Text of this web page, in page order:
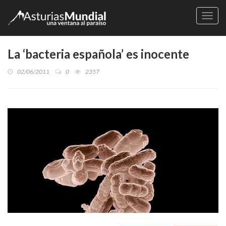
La ‘bacteria española’ es inocente
02/06/2011 0 2357